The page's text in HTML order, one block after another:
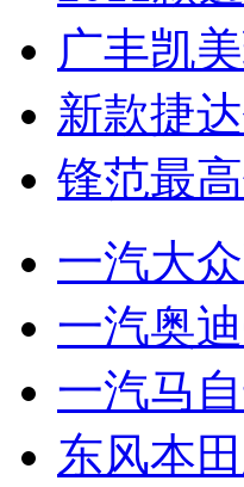
广丰凯
新款捷
锋范最
一汽大
一汽奥
一汽马
东风本